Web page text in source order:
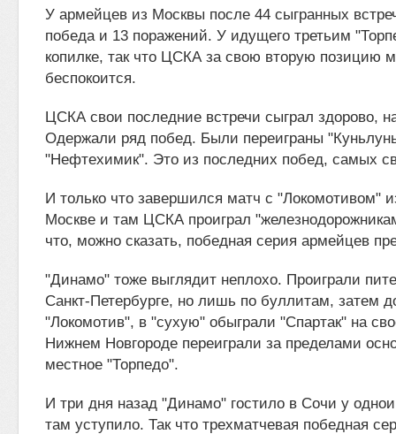
У армейцев из Москвы после 44 сыгранных
победа и 13 поражений. У идущего третьим
копилке, так что ЦСКА за свою вторую позицию
беспокоится.
ЦСКА свои последние встречи сыграл здорово,
Одержали ряд побед. Были переиграны
"Нефтехимик". Это из последних побед, самых
И только что завершился матч с "Локомотивом"
Москве и там ЦСКА проиграл
что, можно сказать, победная серия армейцев
"Динамо" тоже выглядит неплохо. Проиграли
Санкт-Петербурге, но лишь по буллитам, затем
"Локомотив", в "сухую" обыграли "Спартак" на
Нижнем Новгороде переиграли за пределами
местное "Торпедо".
И три дня назад "Динамо" гостило в Сочи у
там уступило. Так что трехматчевая победная